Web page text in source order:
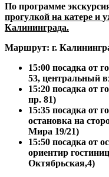
По программе
прогулкой на катере и
Калининграда.
Маршрут: г.
15:00 посадка от
53, центральный
15:20 посадка от
пр. 81)
15:35 посадка от
остановка на
Мира 19/21)
15:50 посадка от
ориентир
Октябрьская,4)